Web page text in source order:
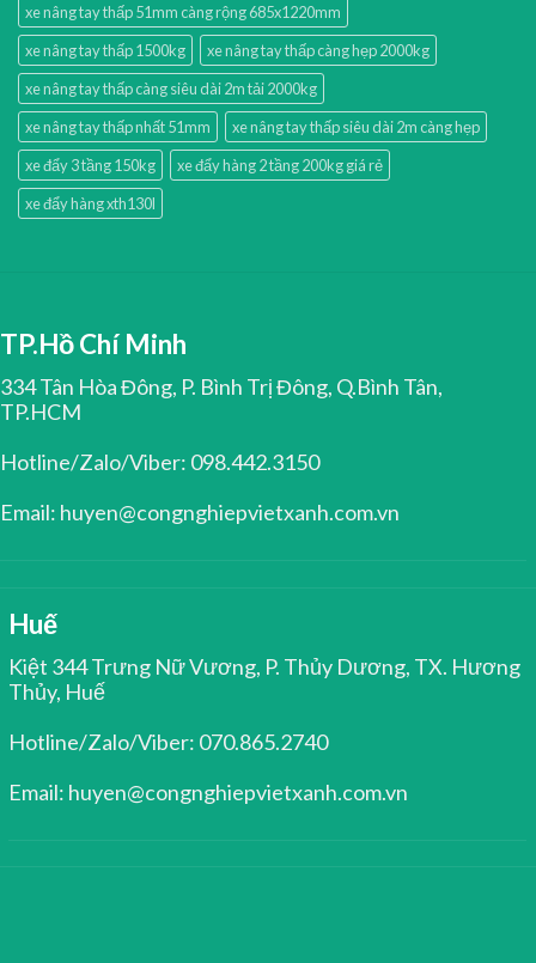
xe nâng tay thấp 51mm càng rộng 685x1220mm
xe nâng tay thấp 1500kg
xe nâng tay thấp càng hẹp 2000kg
xe nâng tay thấp càng siêu dài 2m tải 2000kg
xe nâng tay thấp nhất 51mm
xe nâng tay thấp siêu dài 2m càng hẹp
xe đẩy 3 tầng 150kg
xe đẩy hàng 2 tầng 200kg giá rẻ
xe đẩy hàng xth130l
TP.Hồ Chí Minh
334 Tân Hòa Đông, P. Bình Trị Đông, Q.Bình Tân,
TP.HCM
Hotline/Zalo/Viber: 098.442.3150
Email: huyen@congnghiepvietxanh.com.vn
Huế
Kiệt 344 Trưng Nữ Vương, P. Thủy Dương, TX. Hương
Thủy, Huế
Hotline/Zalo/Viber: 070.865.2740
Email: huyen@congnghiepvietxanh.com.vn